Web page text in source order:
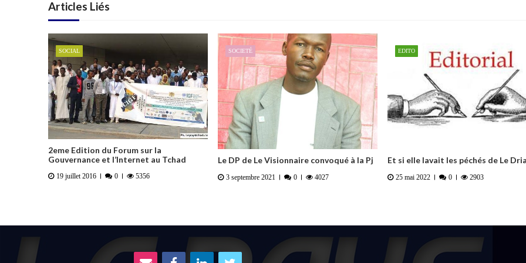
Articles Liés
SOCIAL
2eme Edition du Forum sur la
Gouvernance et l’Internet au Tchad
19 juillet 2016 0 5356
SOCIETÉ
Le DP de Le Visionnaire convoqué à la Pj
3 septembre 2021 0 4027
EDITO
Et si elle lavait les péchés de Le
25 mai 2022 0 2903